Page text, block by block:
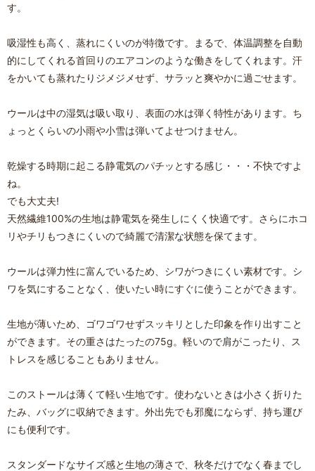
す。
吸湿性も高く、蒸れにくいのが特徴です。まるで、体温調整を自動
的にしてくれる首回りのエアコンのような働きをしてくれます。汗
をかいても蒸れたりジメジメせず、サラッと爽やかに過ごせます。
ウールは中の湿気は吸い取り、表面の水は弾く特性があります。ち
ょっとくらいの小雨や小雪は弾いてよせつけません。
乾燥する時期に起こる静電気のパチッとする感じ・・・不快ですよ
ね。
でも大丈夫!
天然繊維100%の生地は静電気を発生しにくく快適です。さらにホコ
リやチリもつきにくいので綺麗で清潔な状態を保てます。
ウールは弾力性に富んでいるため、シワがつきにくい素材です。シ
ワを気にすることなく、使いたい時にすぐに使うことができます。
生地が薄いため、ゴワゴワせずスッキリとした印象を作り出すこと
ができます。その重さはたったの75g。軽いので肩がこったり、ス
トレスを感じることもありません。
このストールは薄くて軽い生地です。使わないときは小さく折りた
たみ、バッグに収納できます。外出先でも邪魔にならず、持ち運び
にも便利です。
スタンダードなサイズ感と生地の薄さで、秋冬だけでなく春までし